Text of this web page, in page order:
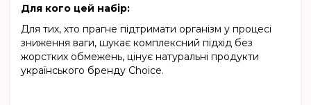
Для кого цей набір:
Для тих, хто прагне підтримати організм у процесі
зниження ваги, шукає комплексний підхід без
жорстких обмежень, цінує натуральні продукти
українського бренду Choice.